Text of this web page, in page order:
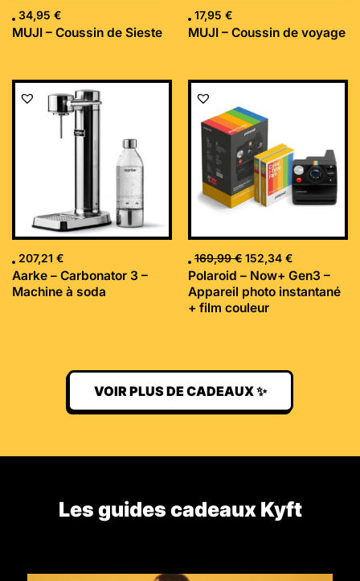
34,95 €
MUJI – Coussin de Sieste
17,95 €
MUJI – Coussin de voyage
207,21 €
Aarke – Carbonator 3 –
Machine à soda
169,99€
Le
initial
était :
169,99 €.
152,34 €
Le
Polaroid – Now+ Gen3 –
Appareil photo instantané
+ film couleur
VOIR PLUS DE CADEAUX ✨
Les guides cadeaux Kyft​